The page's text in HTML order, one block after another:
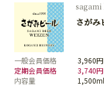
sagami
さがみ
一般会員価格
3,960円
定期会員価格
3,740円
内容量
1,500ml